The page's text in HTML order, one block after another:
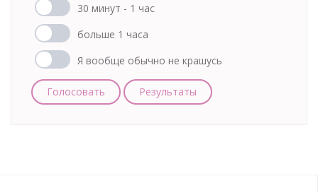
30 минут - 1 час
больше 1 часа
Я вообще обычно не крашусь
Голосовать Результаты